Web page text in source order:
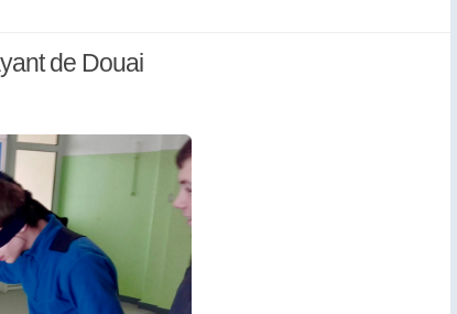
de Douai